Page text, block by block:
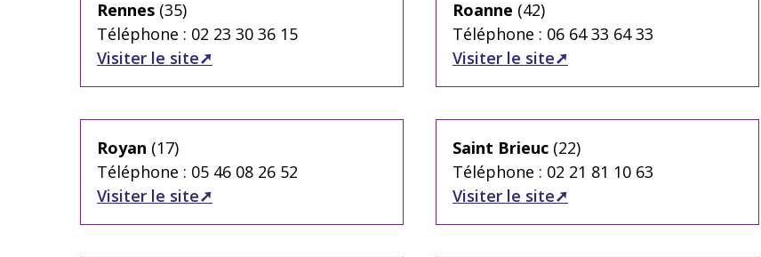
Rennes (35)
Téléphone : 02 23 30 36 15
Visiter le site
Roanne (42)
Téléphone : 06 64 33 64 33
Visiter le site
Royan (17)
Téléphone : 05 46 08 26 52
Visiter le site
Saint Brieuc (22)
Téléphone : 02 21 81 10 63
Visiter le site